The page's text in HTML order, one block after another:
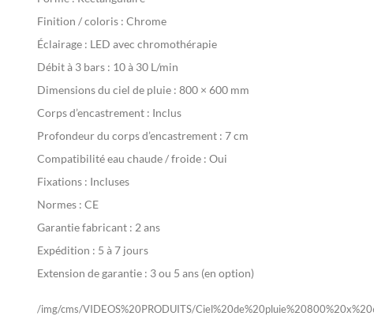
Finition / coloris : Chrome
Éclairage : LED avec chromothérapie
Débit à 3 bars : 10 à 30 L/min
Dimensions du ciel de pluie : 800 × 600 mm
Corps d’encastrement : Inclus
Profondeur du corps d’encastrement : 7 cm
Compatibilité eau chaude / froide : Oui
Fixations : Incluses
Normes : CE
Garantie fabricant : 2 ans
Expédition : 5 à 7 jours
Extension de garantie : 3 ou 5 ans (en option)
/img/cms/VIDEOS%20PRODUITS/